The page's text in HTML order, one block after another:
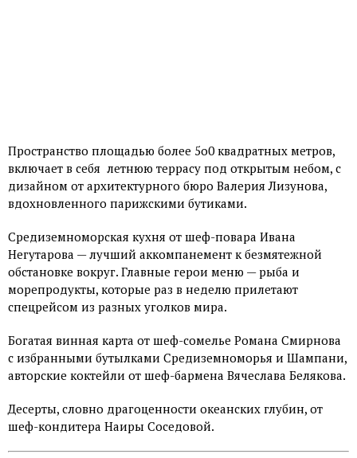
Пространство площадью более 5о0 квадратных метров,
включает в себя летнюю террасу под открытым небом, с
дизайном от архитектурного бюро Валерия Лизунова,
вдохновленного парижскими бутиками.
Средиземноморская кухня от шеф-повара Ивана
Негутарова — лучший аккомпанемент к безмятежной
обстановке вокруг. Главные герои меню — рыба и
морепродукты, которые раз в неделю прилетают
спецрейсом из разных уголков мира.
Богатая винная карта от шеф-сомелье Романа Смирнова
с избранными бутылками Средиземноморья и Шампани,
авторские коктейли от шеф-бармена Вячеслава Белякова.
Десерты, словно драгоценности океанских глубин, от
шеф-кондитера Наиры Соседовой.